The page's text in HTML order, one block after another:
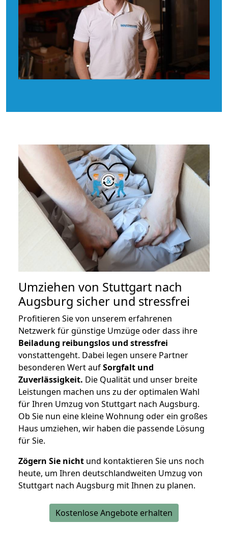
Umziehen von Stuttgart nach
Augsburg sicher und stressfrei
Profitieren Sie von unserem erfahrenen
Netzwerk für günstige Umzüge oder dass ihre
Beiladung reibungslos und stressfrei
vonstattengeht. Dabei legen unsere Partner
besonderen Wert aufSorgfalt und
Zuverlässigkeit. Die Qualität und unser breite
Leistungen machen uns zu der optimalen Wahl
für Ihren Umzug von Stuttgart nach Augsburg.
Ob Sie nun eine kleine Wohnung oder ein großes
Haus umziehen, wir haben die passende Lösung
für Sie.
Zögern Sie nicht und kontaktieren Sie uns noch
heute, um Ihren deutschlandweiten Umzug von
Stuttgart nach Augsburg mit Ihnen zu planen.
Kostenlose Angebote erhalten